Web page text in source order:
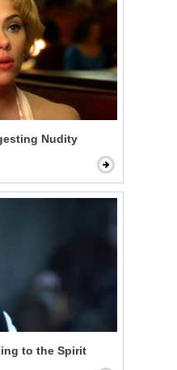
Nudity
to the Spirit